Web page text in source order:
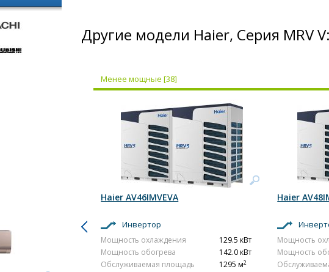
Другие модели Haier, Серия MRV V:
Менее мощные [38]
Haier AV46IMVEVA
Инвертор
Мощность охлаждения
129.5 кВт
Мощность обогрева
142.0 кВт
Обслуживаемая площадь
1295 м2
Haier
Мощность
Мощность